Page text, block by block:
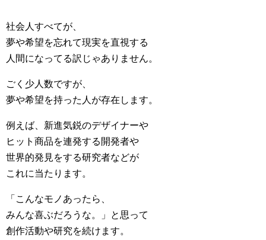
社会人すべてが、
夢や希望を忘れて現実を直視する
人間になってる訳じゃありません。
ごく少人数ですが、
夢や希望を持った人が存在します。
例えば、新進気鋭のデザイナーや
ヒット商品を連発する開発者や
世界的発見をする研究者などが
これに当たります。
「こんなモノあったら、
みんな喜ぶだろうな。」と思って
創作活動や研究を続けます。